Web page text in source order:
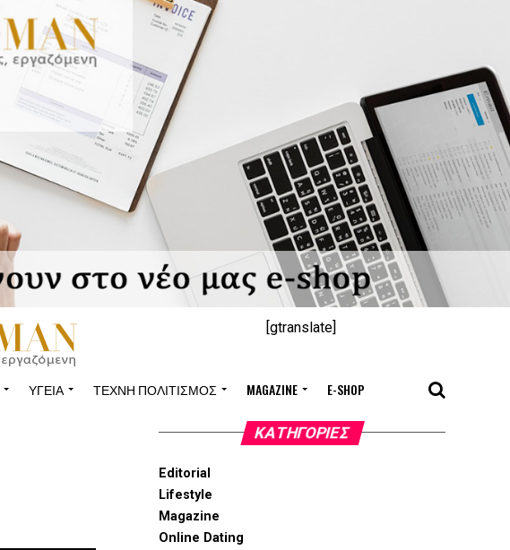
[gtranslate]
ΥΓΕΊΑ ΤΈΧΝΗ ΠΟΛΙΤΙΣΜΌΣ MAGAZINE E-SHOP
KΑΤΗΓΟΡΊΕΣ
Editorial
Lifestyle
Magazine
Online Dating